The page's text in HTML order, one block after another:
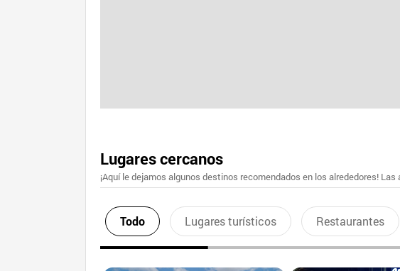
Lugares cercanos
¡Aquí le dejamos algunos destinos recomendados en los alrededores!
Todo Lugares turísticos Restaurantes